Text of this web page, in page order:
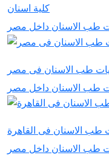
كلية اسنان
طب الاسنان داخل مصر
طب الاسنان فى مصر
طب الاسنان داخل مصر
طب الاسنان فى القاهرة
طب الاسنان داخل مصر